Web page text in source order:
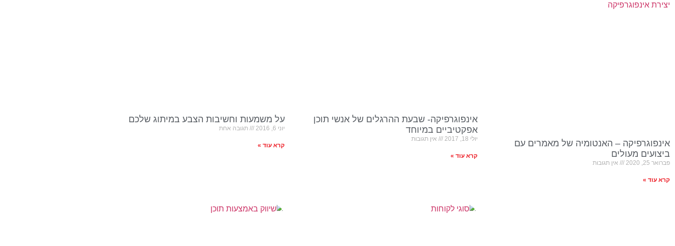
אינפוגרפיקה – האנטומיה של מאמרים עם
ביצועים מעולים
פברואר 25, 2020 אין תגובות
קרא עוד »
אינפוגרפיקה- שבעת ההרגלים של אנשי תוכן
אפקטיביים במיוחד
יולי 18, 2017 אין תגובות
קרא עוד »
על משמעות וחשיבות הצבע במיתוג שלכם
יוני 6, 2016 תגובה אחת
קרא עוד »